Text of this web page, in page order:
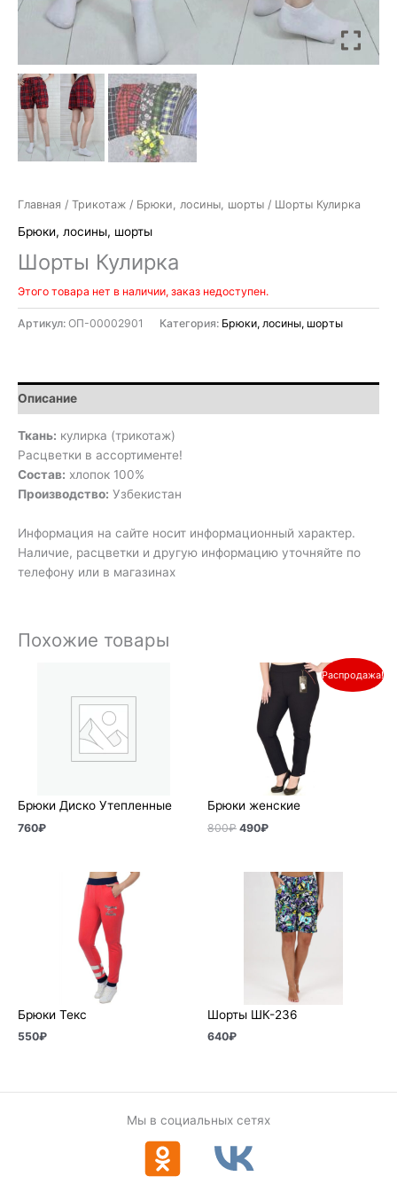
Главная / Трикотаж / Брюки, лосины, шорты / Шорты Кулирка
Брюки, лосины, шорты
Шорты Кулирка
Этого товара нет в наличии, заказ недоступен.
Артикул: ОП-00002901 Категория: Брюки, лосины, шорты
Описание
Ткань: кулирка (трикотаж)
Расцветки в ассортименте!
Состав: хлопок 100%
Производство: Узбекистан
Информация на сайте носит информационный характер.
Наличие, расцветки и другую информацию уточняйте по
телефону или в магазинах
Похожие товары
Брюки Диско Утепленные
760₽
Распродажа!
Брюки женские
800₽
Первоначальная
цена
составляла
800₽.
490₽
Текущая
цена:
490₽.
Брюки Текс
550₽
Шорты ШК-236
640₽
Мы в социальных сетях